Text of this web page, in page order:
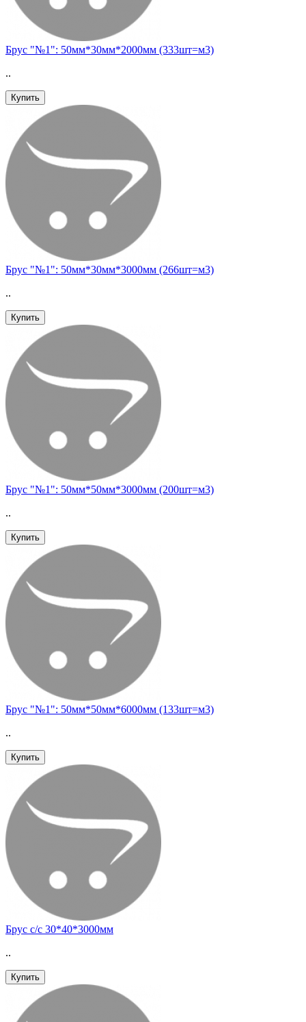
Брус "№1": 50мм*30мм*2000мм (333шт=м3)
..
Купить
Брус "№1": 50мм*30мм*3000мм (266шт=м3)
..
Купить
Брус "№1": 50мм*50мм*3000мм (200шт=м3)
..
Купить
Брус "№1": 50мм*50мм*6000мм (133шт=м3)
..
Купить
Брус с/с 30*40*3000мм
..
Купить